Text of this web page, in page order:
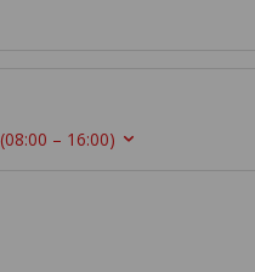
(08:00 – 16:00)